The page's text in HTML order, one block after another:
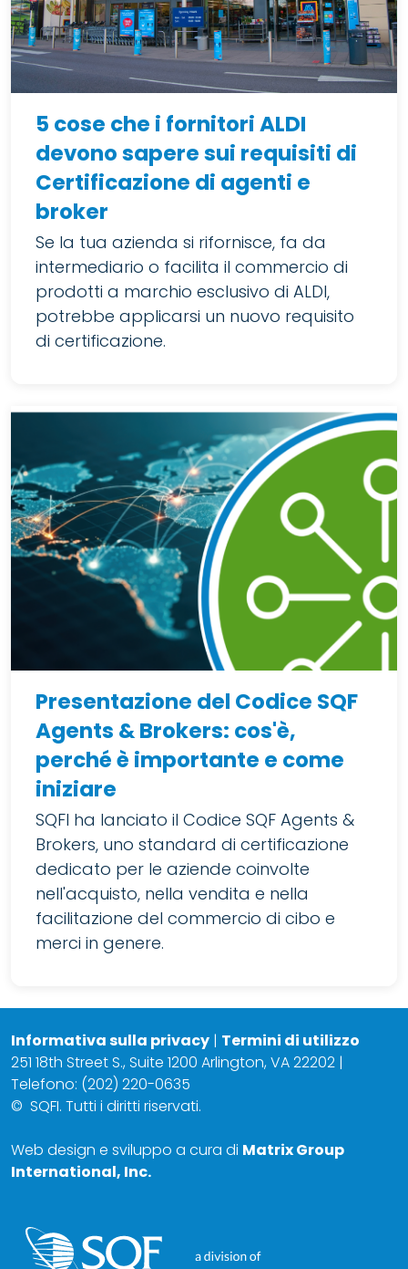
5 cose che i fornitori ALDI
devono sapere sui requisiti di
Certificazione di agenti e
broker
Se la tua azienda si rifornisce, fa da
intermediario o facilita il commercio di
prodotti a marchio esclusivo di ALDI,
potrebbe applicarsi un nuovo requisito
di certificazione.
Presentazione del Codice SQF
Agents & Brokers: cos'è,
perché è importante e come
iniziare
SQFI ha lanciato il Codice SQF Agents &
Brokers, uno standard di certificazione
dedicato per le aziende coinvolte
nell'acquisto, nella vendita e nella
facilitazione del commercio di cibo e
merci in genere.
Informativa sulla privacy | Termini di utilizzo
251 18th Street S., Suite 1200 Arlington, VA 22202 |
Telefono: (202) 220-0635
© SQFI. Tutti i diritti riservati.
Web design e sviluppo a cura di Matrix Group
International, Inc.